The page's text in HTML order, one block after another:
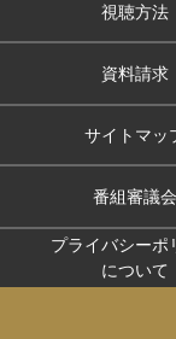
視聴方法
資料請求
サイトマッ
番組審議会
プライバシーポ
について